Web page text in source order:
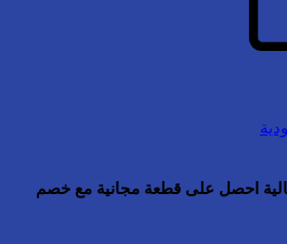
احصل على قطعة مجانية مع خصم